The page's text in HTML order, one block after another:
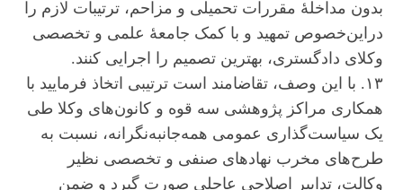
بدون مداخلۀ مقررات تحمیلی و مزاحم، ترتیبات لازم را
دراین‌خصوص تمهید و با کمک جامعۀ علمی و تخصصی
وکلای دادگستری، بهترین تصمیم را اجرایی کنند.
۱۳. با این وصف، تقاضامند است ترتیبی اتخاذ فرمایید با
همکاری مراکز پژوهشی سه قوه و کانون‌های وکلا طی
یک سیاست‌گذاری عمومی همه‌جانبه‌نگرانه، نسبت به
طرح‌های مخرب نهاد‌های صنفی و تخصصی نظیر
وکالت، تدابیر اصلاحی عاجلی صورت گیرد و ضمن